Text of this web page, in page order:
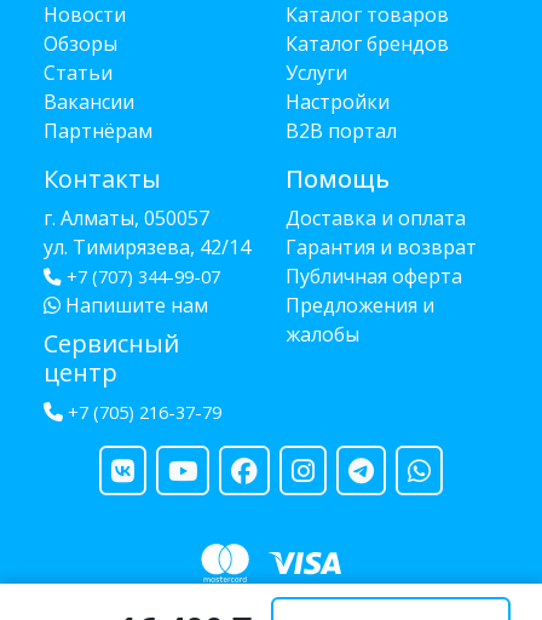
Новости
Обзоры
Статьи
Вакансии
Партнёрам
Контакты
г. Алматы, 050057
ул. Тимирязева, 42/14
+7 (707) 344-99-07
Напишите нам
Сервисный
центр
+7 (705) 216-37-79
Каталог товаров
Каталог брендов
Услуги
Настройки
B2B портал
Помощь
Доставка и оплата
Гарантия и возврат
Публичная оферта
Предложения и
жалобы